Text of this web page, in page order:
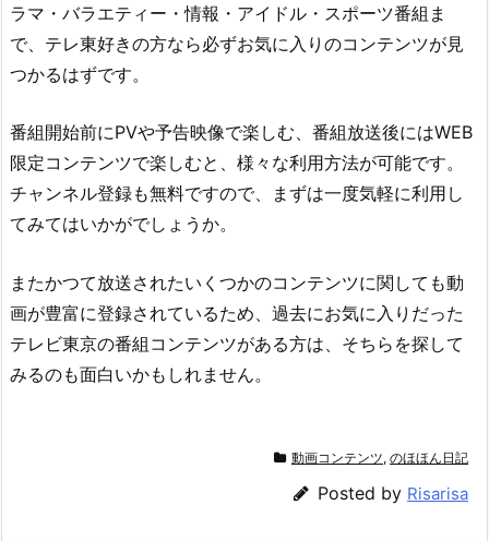
ラマ・バラエティー・情報・アイドル・スポーツ番組ま
で、テレ東好きの方なら必ずお気に入りのコンテンツが見
つかるはずです。
番組開始前にPVや予告映像で楽しむ、番組放送後にはWEB
限定コンテンツで楽しむと、様々な利用方法が可能です。
チャンネル登録も無料ですので、まずは一度気軽に利用し
てみてはいかがでしょうか。
またかつて放送されたいくつかのコンテンツに関しても動
画が豊富に登録されているため、過去にお気に入りだった
テレビ東京の番組コンテンツがある方は、そちらを探して
みるのも面白いかもしれません。
動画コンテンツ, のほほん日記
Posted by Risarisa